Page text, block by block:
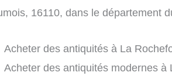
16110, dans le département
Acheter des antiquités à La
Acheter des antiquités modernes